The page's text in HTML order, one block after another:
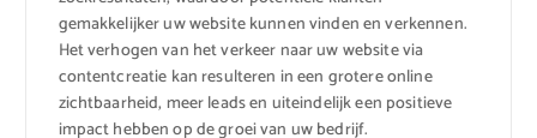
gemakkelijker uw website kunnen vinden en verkennen.
Het verhogen van het verkeer naar uw website via
contentcreatie kan resulteren in een grotere online
zichtbaarheid, meer leads en uiteindelijk een positieve
impact hebben op de groei van uw bedrijf.